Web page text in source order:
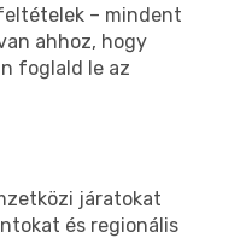
– mindent
ahhoz, hogy
foglald le az
járatokat
és regionális